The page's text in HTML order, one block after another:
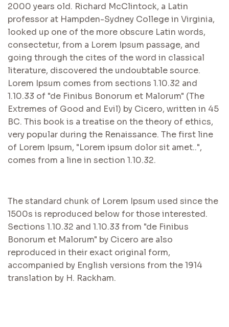
2000 years old. Richard McClintock, a Latin
professor at Hampden-Sydney College in Virginia,
looked up one of the more obscure Latin words,
consectetur, from a Lorem Ipsum passage, and
going through the cites of the word in classical
literature, discovered the undoubtable source.
Lorem Ipsum comes from sections 1.10.32 and
1.10.33 of "de Finibus Bonorum et Malorum" (The
Extremes of Good and Evil) by Cicero, written in 45
BC. This book is a treatise on the theory of ethics,
very popular during the Renaissance. The first line
of Lorem Ipsum, "Lorem ipsum dolor sit amet..",
comes from a line in section 1.10.32.
The standard chunk of Lorem Ipsum used since the
1500s is reproduced below for those interested.
Sections 1.10.32 and 1.10.33 from "de Finibus
Bonorum et Malorum" by Cicero are also
reproduced in their exact original form,
accompanied by English versions from the 1914
translation by H. Rackham.